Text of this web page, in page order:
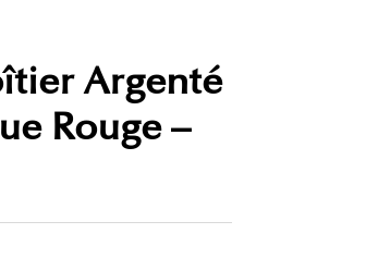
Argenté
Rouge –